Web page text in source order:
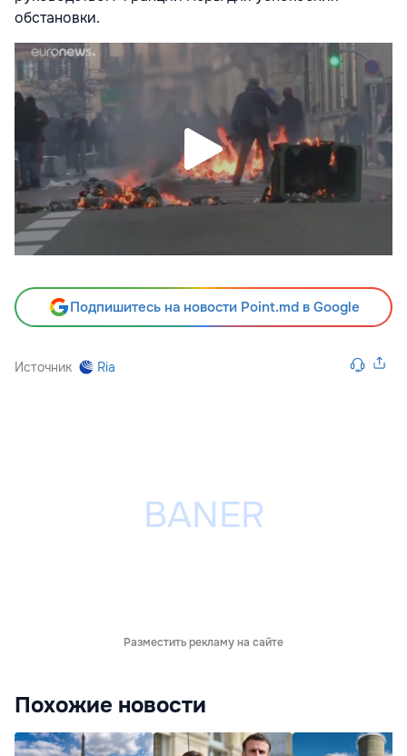
обстановки.
Подпишитесь на новости Point.md в Google
Источник Ria
Разместить рекламу на сайте
Похожие новости